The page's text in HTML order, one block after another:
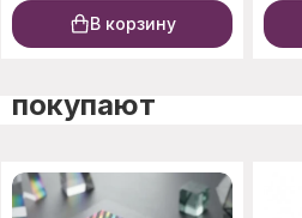
В корзину
покупают